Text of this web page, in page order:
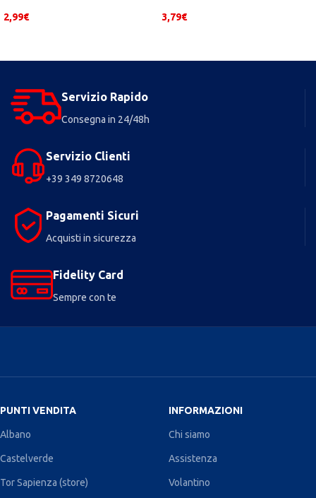
2,99€ 3,79€
Servizio Rapido
Consegna in 24/48h
Servizio Clienti
+39 349 8720648
Pagamenti Sicuri
Acquisti in sicurezza
Fidelity Card
Sempre con te
PUNTI VENDITA
Albano
Castelverde
Tor Sapienza (store)
INFORMAZIONI
Chi siamo
Assistenza
Volantino